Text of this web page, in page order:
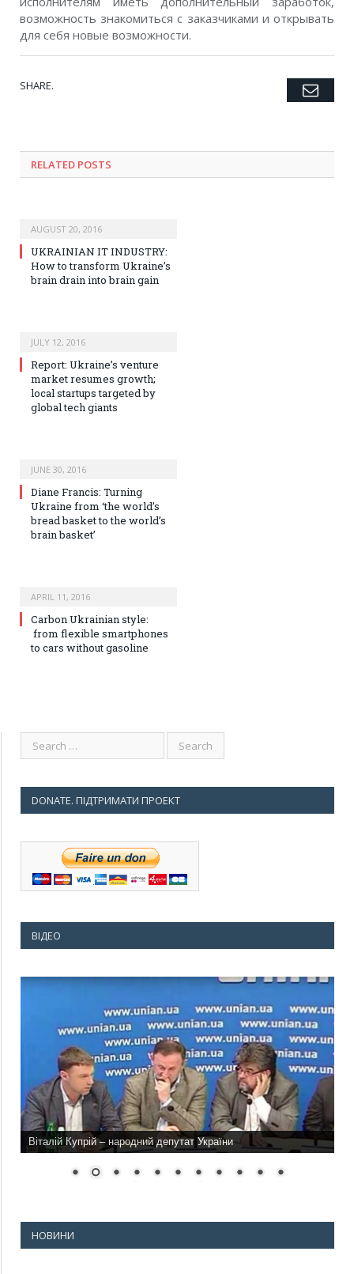
возможность знакомиться с заказчиками и открывать
для себя новые возможности.
SHARE. Twitter
Facebook
Google+
Pinterest
LinkedIn
Tumblr
RELATED POSTS
AUGUST 20, 2016
UKRAINIAN IT INDUSTRY:
How to transform Ukraine’s
brain drain into brain gain
JULY 12, 2016
Report: Ukraine’s venture
market resumes growth;
local startups targeted by
global tech giants
JUNE 30, 2016
Diane Francis: Turning
Ukraine from ‘the world’s
bread basket to the world’s
brain basket’
APRIL 11, 2016
Сarbon Ukrainian style:
from flexible smartphones
to cars without gasoline
DONATE. ПІДТРИМАТИ ПРОЕКТ
ВІДЕО
Віталій Купрій – народний депутат України
НОВИНИ